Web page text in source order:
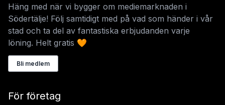
Häng med när vi bygger om mediemarknaden i
Södertälje! Följ samtidigt med på vad som händer i vår
stad och ta del av fantastiska erbjudanden varje
löning. Helt gratis 🧡
Bli medlem
För företag